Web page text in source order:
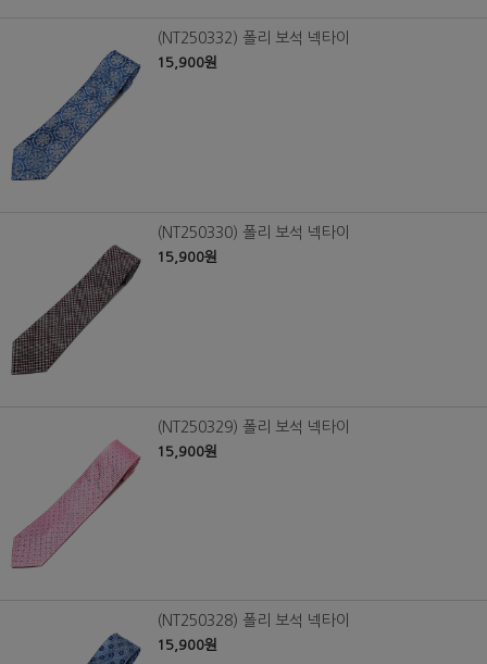
(NT250332) 폴리 보석 넥타이
15,900원
(NT250330) 폴리 보석 넥타이
15,900원
(NT250329) 폴리 보석 넥타이
15,900원
(NT250328) 폴리 보석 넥타이
15,900원